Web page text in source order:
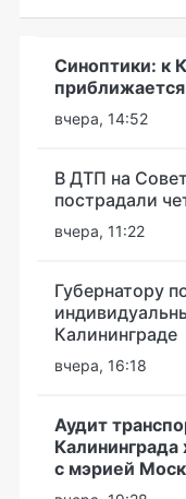
Синоптики: к
приближается
вчера, 14:52
В ДТП на
пострадали
вчера, 11:22
Губернатору
Калининграде
вчера, 16:18
Аудит
Калининграда
с мэрией